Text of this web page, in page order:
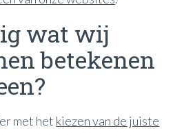
wat wij
betekenen
met het kiezen van de juiste